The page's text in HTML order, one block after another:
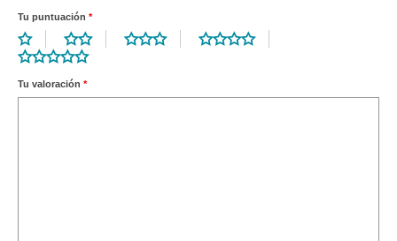
Tu puntuación *
Tu valoración *